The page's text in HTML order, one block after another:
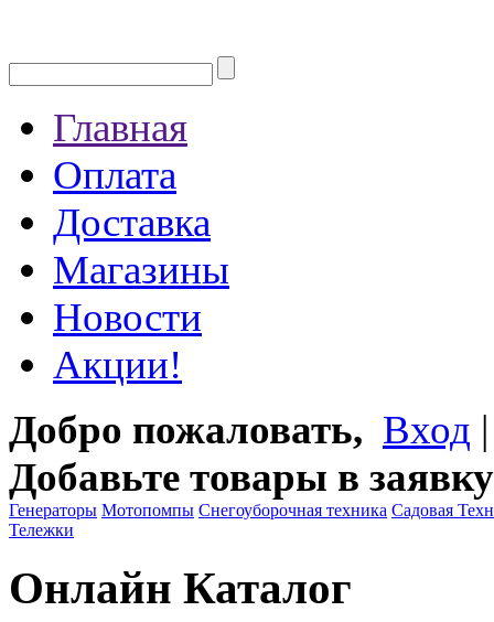
Главная
Оплата
Доставка
Магазины
Новости
Акции!
Добро пожаловать, Вход
Добавьте товары в заявку
Генераторы Мотопомпы Снегоуборочная техника Садовая
Тележки
Онлайн Каталог